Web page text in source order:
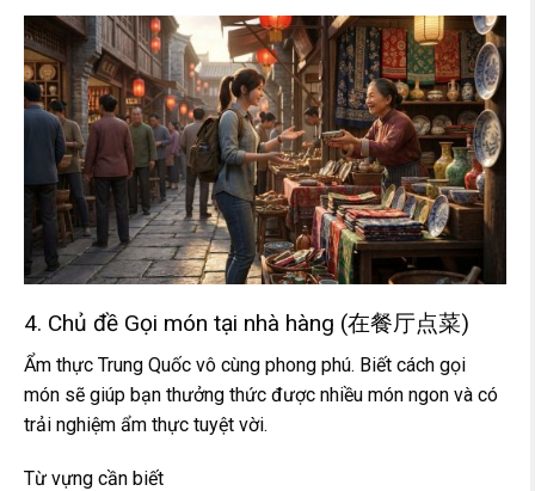
4. Chủ đề Gọi món tại nhà hàng (在餐厅点菜)
Ẩm thực Trung Quốc vô cùng phong phú. Biết cách gọi
món sẽ giúp bạn thưởng thức được nhiều món ngon và có
trải nghiệm ẩm thực tuyệt vời.
Từ vựng cần biết